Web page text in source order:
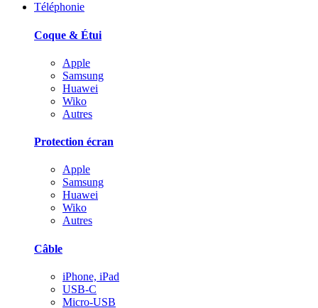
Téléphonie
Coque & Étui
Apple
Samsung
Huawei
Wiko
Autres
Protection écran
Apple
Samsung
Huawei
Wiko
Autres
Câble
iPhone, iPad
USB-C
Micro-USB